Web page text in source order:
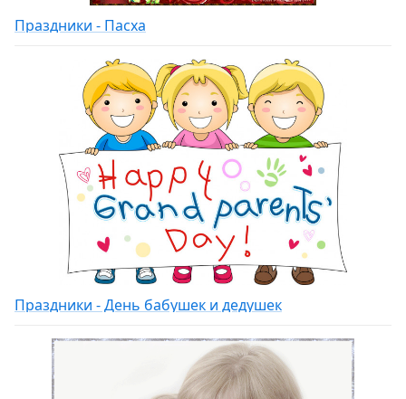
Праздники - Пасха
Праздники - День бабушек и дедушек